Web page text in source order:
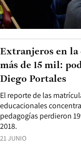
21 JUNIO
El reporte de las
educacionales
pedagogías perdieron
2018.
Extranjeros en la
más de 15 mil:
Diego Portales